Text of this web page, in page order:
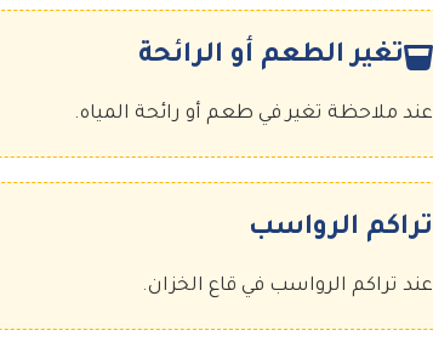
تغير الطعم أو الرائحة
عند ملاحظة تغير في طعم أو رائحة المياه.
تراكم الرواسب
عند تراكم الرواسب في قاع الخزان.